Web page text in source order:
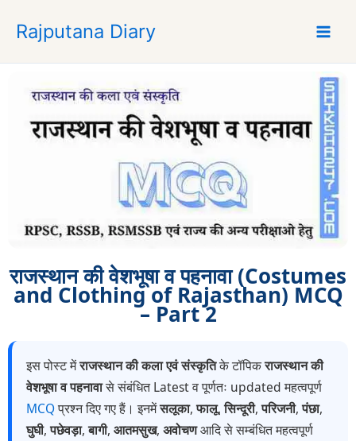
p
Rajputana Diary
राजस्थान की वेशभूषा व पहनावा (Costumes
and Clothing of Rajasthan) MCQ
– Part 2
इस पोस्ट मेंराजस्थान की कला एवं संस्कृतिके टॉपिकराजस्थान की
वेशभूषा व पहनावासे संबंधित Latest व पूर्णतः updated महत्वपूर्ण
MCQप्रश्न दिए गए हैं। इनमेंसलूका,फालू,सिन्दूरी,परिजनी,पंछा,
घुघी,पछेवड़ा,बागी, आतमसुख, अवोचणआदि से सम्बंधित महत्वपूर्ण